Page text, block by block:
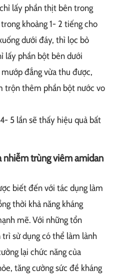
lấy phần thịt bên trong
khoảng 1- 2 tiếng cho
dưới đáy, thì lọc bỏ
lấy phần bột bên dưới
đắng vừa thu được,
thêm phần bột nước vo
5 lần sẽ thấy hiệu quả bất
nhiễm trùng viêm amidan
biết đến với tác dụng làm
thời khả năng kháng
mẽ. Với những tổn
sử dụng có thể làm lành
lại chức năng của
tăng cường sức đề kháng